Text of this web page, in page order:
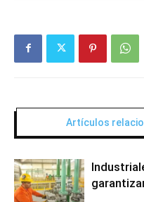
Artículos